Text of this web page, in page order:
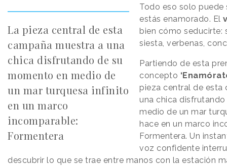
La pieza central de esta
campaña muestra a una
chica disfrutando de su
momento en medio de
un mar turquesa infinito
en un marco
incomparable:
Formentera
Todo eso solo puede
estás enamorado. El
bien cómo seducirte:
siesta, verbenas,
Partiendo de esta
concepto
pieza central de esta
una chica
medio de un mar
hace en un marco
Formentera. Un
voz confidente
descubrir lo que se trae entre manos con la estación